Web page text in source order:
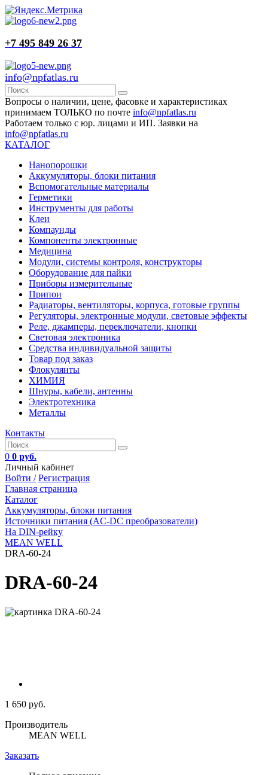
+7 495 849 26 37
info@npfatlas.ru
Вопросы о наличии, цене, фасовке и характеристиках
принимаем ТОЛЬКО по почте info@npfatlas.ru
Работаем только с юр. лицами и ИП. Заявки на
info@npfatlas.ru
КАТАЛОГ
Нанопорошки
Аккумуляторы, блоки питания
Вспомогательные материалы
Герметики
Инструменты для работы
Клеи
Компаунды
Компоненты электронные
Медицина
Модули, системы контроля, конструкторы
Оборудование для пайки
Приборы измерительные
Припои
Радиаторы, вентиляторы, корпуса, готовые группы
Регуляторы, электронные модули, световые эффекты
Реле, джамперы, переключатели, кнопки
Световая электроника
Средства индивидуальной защиты
Товар под заказ
Флокулянты
ХИМИЯ
Шнуры, кабели, антенны
Электротехника
Металлы
Контакты
0 0 руб.
Личный кабинет
Войти / Регистрация
Главная страница
Каталог
Аккумуляторы, блоки питания
Источники питания (AC-DC преобразователи)
На DIN-рейку
MEAN WELL
DRA-60-24
DRA-60-24
1 650 руб.
Производитель
MEAN WELL
Заказать